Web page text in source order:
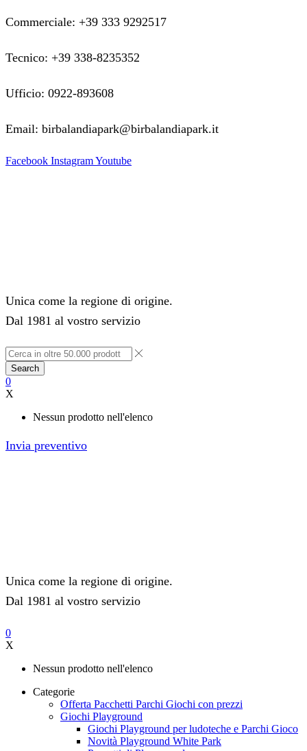
Commerciale: +39 333 9292517
Tecnico: +39 338-8235352
Ufficio: 0922-893608
Email: birbalandiapark@birbalandiapark.it
Facebook InstagramYoutube
Unica come la regione di origine.
Dal 1981 al vostro servizio
Search
0
X
Nessun prodotto nell'elenco
Invia preventivo
Unica come la regione di origine.
Dal 1981 al vostro servizio
0
X
Nessun prodotto nell'elenco
Categorie
Offerta Pacchetti Parchi Giochi con prezzi
Giochi Playground
Giochi Playground per ludoteche e Parchi Gioco
Novità Playground White Park